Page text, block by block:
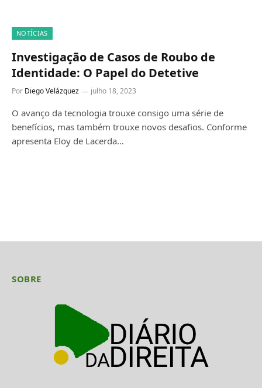
NOTÍCIAS
Investigação de Casos de Roubo de
Identidade: O Papel do Detetive
Por Diego Velázquez julho 18, 2023
O avanço da tecnologia trouxe consigo uma série de
benefícios, mas também trouxe novos desafios. Conforme
apresenta Eloy de Lacerda…
SOBRE